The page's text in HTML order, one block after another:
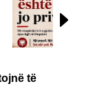
të